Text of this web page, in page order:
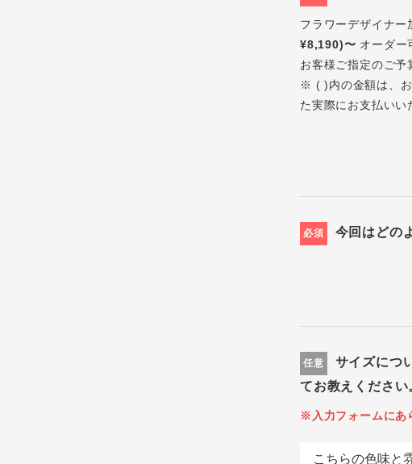
フラワーデザイナ
¥8,190)〜 オーダー
お客様ご指定のご予
※ ( )内の金額は、
た実際にお支払いい
必須 今回はどの
任意
サイズにつ
てお教えください
※入力フォームにあ